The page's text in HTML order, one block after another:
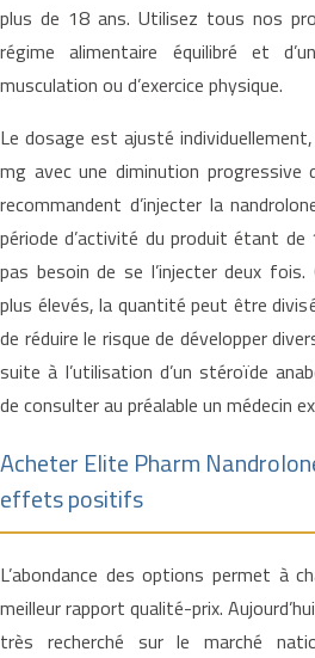
plus de 18 ans. Utilisez tous nos
régime alimentaire équilibré et
musculation ou d’exercice physique.
Le dosage est ajusté
mg avec une diminution progressive
recommandent d’injecter la
période d’activité du produit étant
pas besoin de se l’injecter deux
plus élevés, la quantité peut être
de réduire le risque de développer
suite à l’utilisation d’un stéroïde
de consulter au préalable un médecin
Acheter Elite Pharm
effets positifs
L’abondance des options permet à
meilleur rapport qualité-prix.
très recherché sur le marché